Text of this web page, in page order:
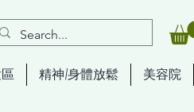
精神/身體放鬆 美容院